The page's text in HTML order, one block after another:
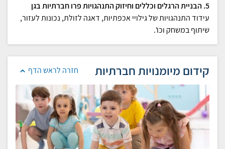
5. הבניית הרגלים וכללים וחיזוק התנהגויות פרו חברתיות בגן
עידוד התנהגויות של גילויי אכפתיות, דאגה לזולת, נכונות לעזור,
שיתוף במשחק וכו'.
חזרה לראש הדף קידום מיומנויות חברתיות